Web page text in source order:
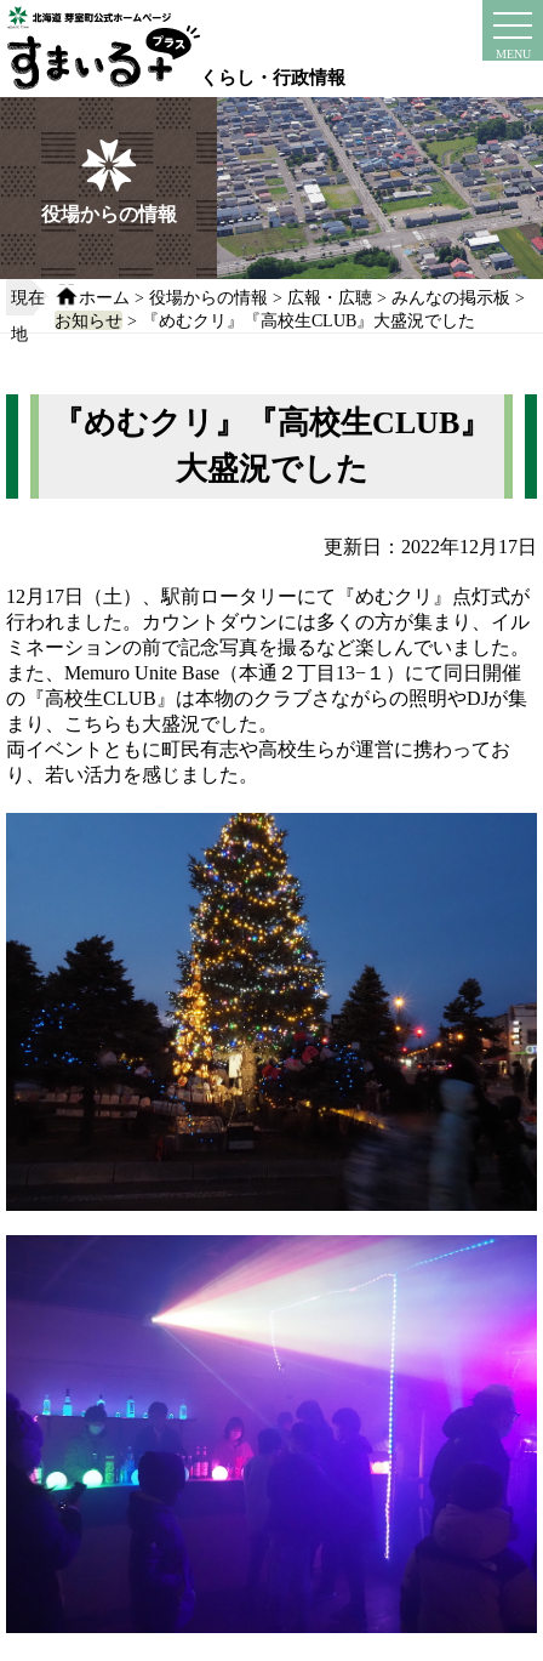
本
文
へ
移
動
る
くらし・行政情報
MENU
instagram
役場からの情報
現在
地
ホーム > 役場からの情報 > 広報・広聴 > みんなの掲示板 >
お知らせ > 『めむクリ』『高校生CLUB』大盛況でした
『めむクリ』『高校生CLUB』
大盛況でした
更新日：2022年12月17日
12月17日（土）、駅前ロータリーにて『めむクリ』点灯式が
行われました。カウントダウンには多くの方が集まり、イル
ミネーションの前で記念写真を撮るなど楽しんでいました。
また、Memuro Unite Base（本通２丁目13−１）にて同日開催
の『高校生CLUB』は本物のクラブさながらの照明やDJが集
まり、こちらも大盛況でした。
両イベントともに町民有志や高校生らが運営に携わってお
り、若い活力を感じました。